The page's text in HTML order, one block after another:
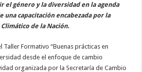
el género y la diversidad en la agenda
una capacitación encabezada por la
de la Nación.
Taller Formativo “Buenas prácticas en
desde el enfoque de cambio
organizada por la Secretaría de Cambio